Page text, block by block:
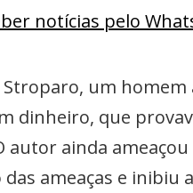
notícias pelo
um homem
dinheiro, que
autor ainda
ameaças e inibiu